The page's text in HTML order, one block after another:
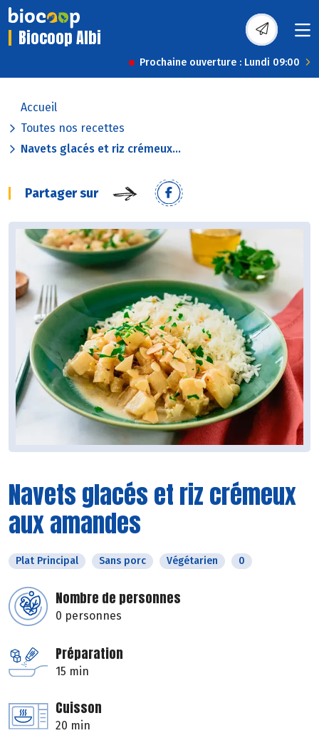
Biocoop Albi
Prochaine ouverture : Lundi 09:00
Accueil
Toutes nos recettes
Navets glacés et riz crémeux...
Partager sur
Navets glacés et riz crémeux
aux amandes
Plat Principal Sans porc Végétarien 0
Nombre de personnes
0 personnes
Préparation
15 min
Cuisson
20 min